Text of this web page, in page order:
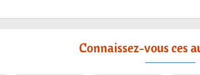
Connaissez-vous ces